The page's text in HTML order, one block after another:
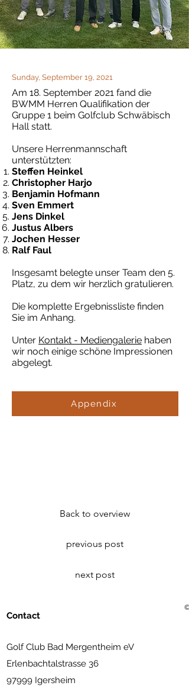
Sunday, September 19, 2021
Am 18. September 2021 fand die
BWMM Herren Qualifikation der
Gruppe 1 beim Golfclub Schwäbisch
Hall statt.
Unsere Herrenmannschaft
unterstützten:
Steffen Heinkel
Christopher Harjo
Benjamin Hofmann
Sven Emmert
Jens Dinkel
Justus Albers
Jochen Hesser
Ralf Faul
Insgesamt belegte unser Team den 5.
Platz, zu dem wir herzlich gratulieren.
Die komplette Ergebnissliste finden
Sie im Anhang.
Unter Kontakt - Mediengalerie haben
wir noch einige schöne Impressionen
abgelegt.
Appendix
Back to overview
previous post
next post
Contact
Golf Club Bad Mergentheim eV
Erlenbachtalstrasse 36
97999 Igersheim